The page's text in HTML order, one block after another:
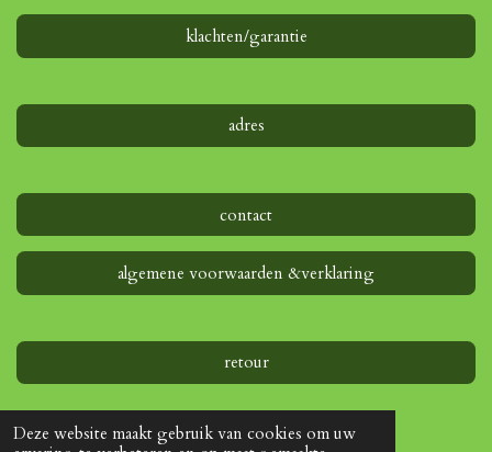
Deze website maakt gebruik van cookies om uw
r
n
klachten/garantie
adres
contact
algemene voorwaarden &verklaring
retour
© 2022 - 2026 www.creatief-webshop.nl